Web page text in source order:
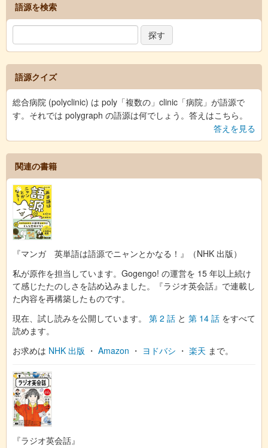
語源を検索
語源クイズ
総合病院 (polyclinic) は poly「複数の」clinic「病院」が語源で
す。それでは polygraph の語源は何でしょう。答えはこちら。
答えを見る
関連の書籍
『マンガ 英単語は語源でニャンとかなる！』（NHK 出版）
私が原作を担当しています。Gogengo! の運営を 15 年以上続け
て感じたたのしさを詰め込みました。『ラジオ英会話』で連載し
た内容を再構築したものです。
現在、試し読みを公開しています。 第 2 話 と 第 14 話 をすべて
読めます。
お求めは NHK 出版 ・ Amazon ・ ヨドバシ ・ 楽天 まで。
『ラジオ英会話』